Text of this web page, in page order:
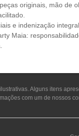
originais, mão de
e indenização
Maia:
Alguns itens
com um de nossos